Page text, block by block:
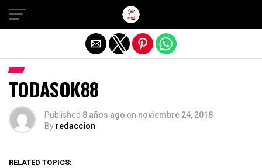
TODASOK88
Published 8 años ago on noviembre 24, 2018
By redaccion
RELATED TOPICS:
Salir de la versión móvil